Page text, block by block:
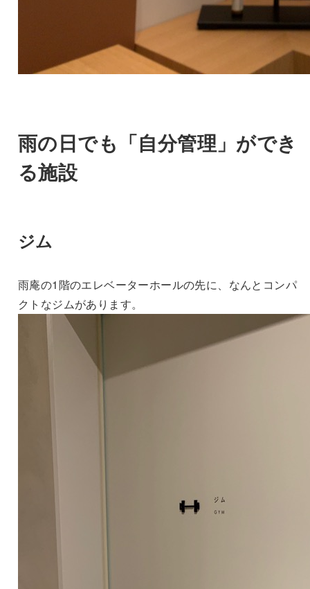
雨の日でも「自分管理」ができ
る施設
ジム
雨庵の1階のエレベーターホールの先に、なんとコンパ
クトなジムがあります。